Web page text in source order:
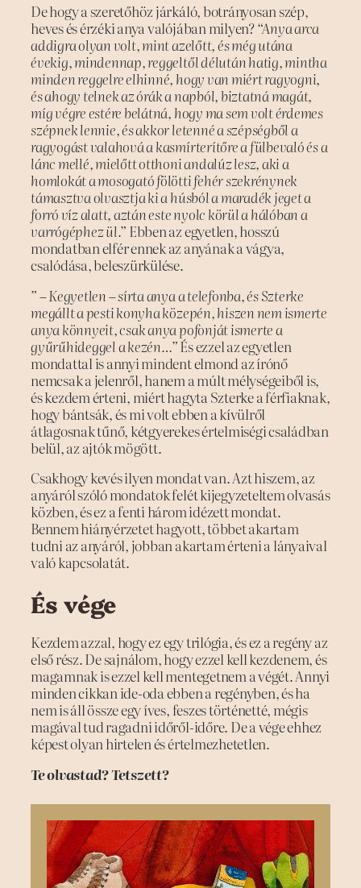
De hogy a szeretőhöz járkáló, botrányosan szép,
heves és érzéki anya valójában milyen?“Anya arca
addigra olyan volt, mint azelőtt, és még utána
évekig, mindennap, reggeltől délután hatig, mintha
minden reggelre elhinné, hogy van miért ragyogni,
és ahogy telnek az órák a napból, biztatná magát,
míg végre estére belátná, hogy ma sem volt érdemes
szépnek lennie, és akkor letenné a szépségből a
ragyogást valahová a kasmírterítőre a fülbevaló és a
lánc mellé, mielőtt otthoni andalúz lesz, aki a
homlokát a mosogató fölötti fehér szekrénynek
támasztva olvasztja ki a húsból a maradék jeget a
forró víz alatt, aztán este nyolc körül a hálóban a
varrógéphez ül.” Ebben az egyetlen, hosszú
mondatban elfér ennek az anyának a vágya,
csalódása, beleszürkülése.
” – Kegyetlen – sírta anya a telefonba, és Szterke
megállt a pesti konyha közepén, hiszen nem ismerte
anya könnyeit, csak anya pofonját ismerte a
gyűrűhideggel a kezén…”És ezzel az egyetlen
mondattal is annyi mindent elmond az írónő
nemcsak a jelenről, hanem a múlt mélységeiből is,
és kezdem érteni, miért hagyta Szterke a férfiaknak,
hogy bántsák, és mi volt ebben a kívülről
átlagosnak tűnő, kétgyerekes értelmiségi családban
belül, az ajtók mögött.
Csakhogy kevés ilyen mondat van. Azt hiszem, az
anyáról szóló mondatok felét kijegyzeteltem olvasás
közben, és ez a fenti három idézett mondat.
Bennem hiányérzetet hagyott, többet akartam
tudni az anyáról, jobban akartam érteni a lányaival
való kapcsolatát.
És vége
Kezdem azzal, hogy ez egy trilógia, és ez a regény az
első rész. De sajnálom, hogy ezzel kell kezdenem, és
magamnak is ezzel kell mentegetnem a végét. Annyi
minden cikkan ide-oda ebben a regényben, és ha
nem is áll össze egy íves, feszes történetté, mégis
magával tud ragadni időről-időre. De a vége ehhez
képest olyan hirtelen és értelmezhetetlen.
Te olvastad? Tetszett?